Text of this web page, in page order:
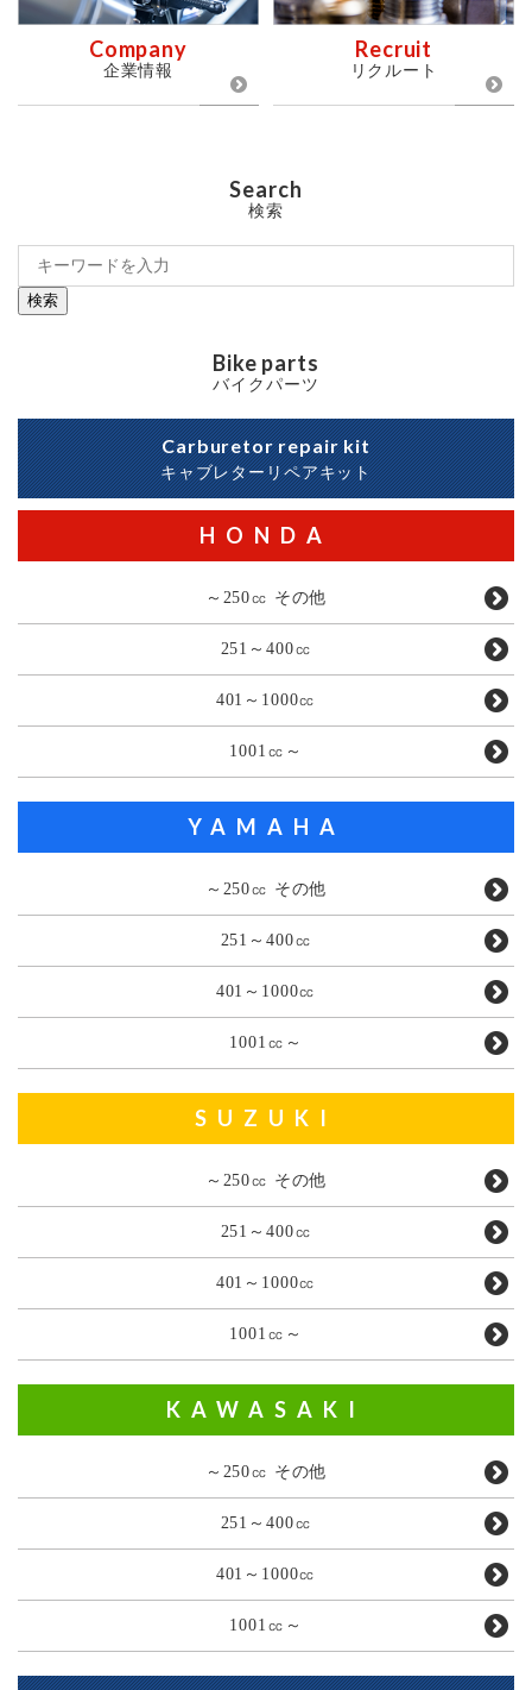
Company
企業情報
Recruit
リクルート
Search
検索
検索
Bike parts
バイクパーツ
Carburetor repair kit
キャブレターリペアキット
HONDA
～250㏄ その他
251～400㏄
401～1000㏄
1001㏄～
YAMAHA
～250㏄ その他
251～400㏄
401～1000㏄
1001㏄～
SUZUKI
～250㏄ その他
251～400㏄
401～1000㏄
1001㏄～
KAWASAKI
～250㏄ その他
251～400㏄
401～1000㏄
1001㏄～